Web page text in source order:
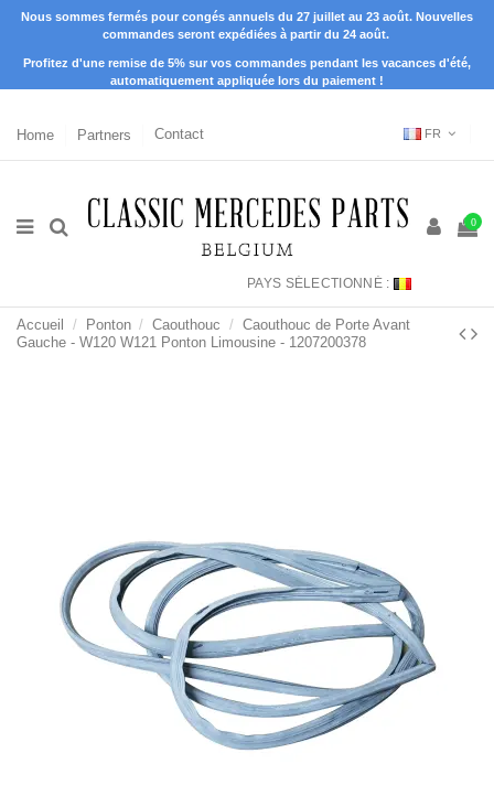
Nous sommes fermés pour congés annuels du 27 juillet au 23 août. Nouvelles
commandes seront expédiées à partir du 24 août.
Profitez d'une remise de 5% sur vos commandes pendant les vacances d'été,
automatiquement appliquée lors du paiement !
Home Partners Contact FR
0
PAYS SÉLECTIONNÉ :
Accueil Ponton Caouthouc
Caouthouc de Porte Avant
Gauche - W120 W121 Ponton Limousine - 1207200378